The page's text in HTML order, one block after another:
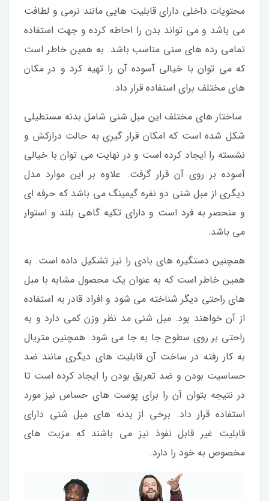
محتویات داخلی دارای قابلیت هایی مانند نرمی و لطافت
می باشد و می تواند بدن را احاطه کرده و جهت استفاده
تمامی رده های سنی مناسب باشد. به همین خاطر است
که می توان با خیالی آسوده آن را تهیه کرد و در مکان
های مختلف برای استفاده قرار داد.
ساختار های مختلف این مبل شنی شامل بدنه مستطیلی
شکل شده است که امکان قرار گیری به حالت درازکش و
نشسته را ایجاد کرده است و در نهایت می توان با خیالی
آسوده بر روی آن قرار گرفت. علاوه بر این موارد مدل
دیگری از مبل شنی دو نفره گیمینگ می باشد که حرفه ای
و منحصر به فرد است و دارای تکیه گاهی بلند و استوار
می باشد.
همچنین دستگیره های بادی را نیز تشکیل داده است. به
همین خاطر است که به عنوان یک محصول مشابه با مبل
های راحتی دیگر شناخته می شود و افراد قادر به استفاده
از آن خواهند بود. مبل شنی مد نظر وزن کمی دارد و به
راحتی بر روی سطوح جا به جا می شود. همچنین متریال
به کار رفته در ساخت آن قابلیت های دیگری مانند ضد
حساسیت بودن و ضد تعریق بودن را ایجاد کرده است تا
در نتیجه بتوان آن را برای پوست های حساس نیز مورد
استفاده قرار داد. برخی از بدنه های مبل شنی دارای
قابلیت غیر قابل نفوذ نیز می باشند که مزیت های
مخصوص به خود را دارد.